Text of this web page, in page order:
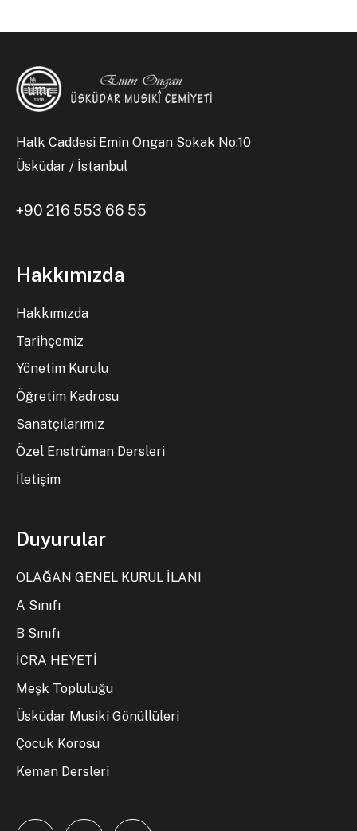
Halk Caddesi Emin Ongan Sokak No:10
Üsküdar / İstanbul
+90 216 553 66 55
Hakkımızda
Hakkımızda
Tarihçemiz
Yönetim Kurulu
Öğretim Kadrosu
Sanatçılarımız
Özel Enstrüman Dersleri
İletişim
Duyurular
OLAĞAN GENEL KURUL İLANI
A Sınıfı
B Sınıfı
İCRA HEYETİ
Meşk Topluluğu
Üsküdar Musiki Gönüllüleri
Çocuk Korosu
Keman Dersleri